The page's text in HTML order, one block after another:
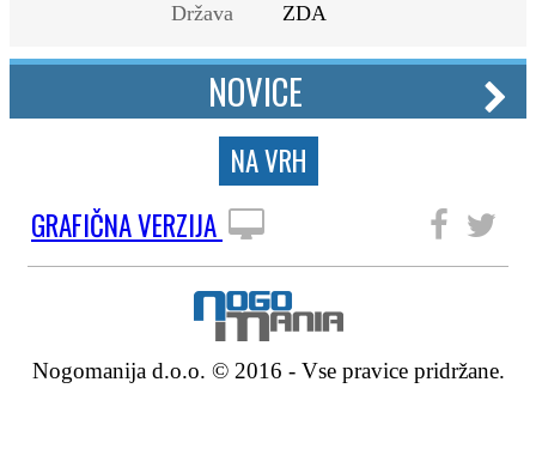
Država
ZDA
NOVICE
NA VRH
GRAFIČNA VERZIJA
Nogomanija d.o.o. © 2016 - Vse pravice pridržane.